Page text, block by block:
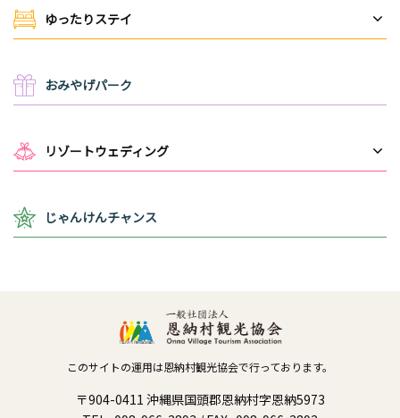
ゆったりステイ
おみやげパーク
リゾートウェディング
じゃんけんチャンス
このサイトの運用は恩納村観光協会で行っております。
〒904-0411 沖縄県国頭郡恩納村字恩納5973